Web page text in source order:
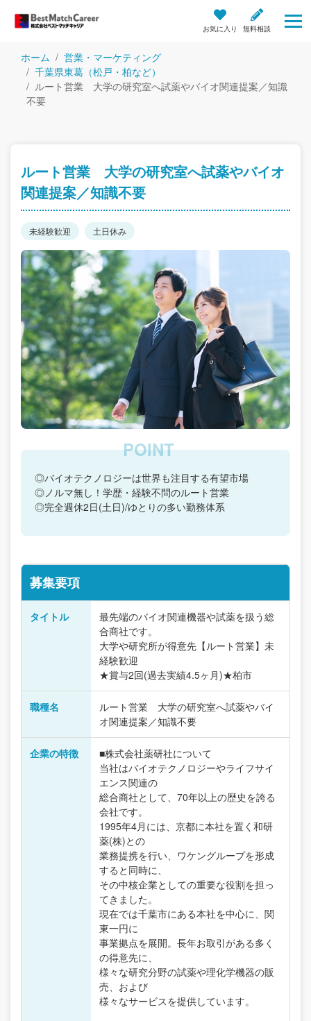
お気に入り 無料相談
ホーム
営業・マーケティング
千葉県東葛（松戸・柏など）
ルート営業 大学の研究室へ試薬やバイオ関連提案／知識
不要
ルート営業 大学の研究室へ試薬やバイオ
関連提案／知識不要
未経験歓迎 土日休み
◎バイオテクノロジーは世界も注目する有望市場
◎ノルマ無し！学歴・経験不問のルート営業
◎完全週休2日(土日)/ゆとりの多い勤務体系
募集要項
タイトル
最先端のバイオ関連機器や試薬を扱う総
合商社です。
大学や研究所が得意先【ルート営業】未
経験歓迎
★賞与2回(過去実績4.5ヶ月)★柏市
職種名
ルート営業 大学の研究室へ試薬やバイ
オ関連提案／知識不要
企業の特徴
■株式会社薬研社について
当社はバイオテクノロジーやライフサイ
エンス関連の
総合商社として、70年以上の歴史を誇る
会社です。
1995年4月には、京都に本社を置く和研
薬(株)との
業務提携を行い、ワケングループを形成
すると同時に、
その中核企業としての重要な役割を担っ
てきました。
現在では千葉市にある本社を中心に、関
東一円に
事業拠点を展開。長年お取引がある多く
の得意先に、
様々な研究分野の試薬や理化学機器の販
売、および
様々なサービスを提供しています。